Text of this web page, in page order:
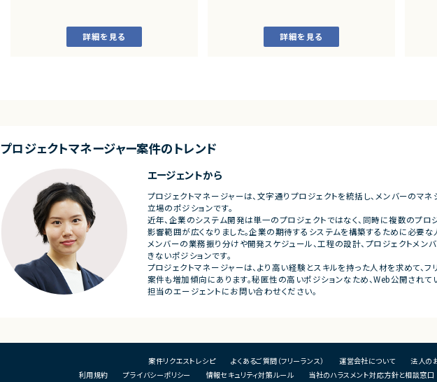
・オンライン認証関連サービス
・新規サービス開発プロジェクト
・KPI設計、ロードマップ策定および運用
■募集背景
・既存サービス拡大および新規プロダクト強
化に伴う体制増強
■担当工程
・要件定義
・仕様設計
・プロダクト企画
・開発推進
詳細を見る
装支援
■その他補足
・フルリモート勤務 （初日のみ目黒へ出社）
詳細を見る
・
・テ
・状
いへ
プロジェクトマネージャー案件のトレンド
エージェントから
プロジェクトマネージャーは、文字通りプロジェクトを統括し、メンバーのマ
立場のポジションです。
近年、企業のシステム開発は単一のプロジェクトではなく、同時に複数のプロ
影響範囲が広くなりました。企業の期待するシステムを構築するために必要な
メンバーの業務振り分けや開発スケジュール、工程の設計、プロジェクトメ
きないポジションです。
プロジェクトマネージャーは、より高い経験とスキルを持った人材を求めて、フ
案件も増加傾向にあります。秘匿性の高いポジションなため、Web公開され
担当のエージェントにお問い合わせください。
案件リクエストレシピ よくあるご質問（フリーランス） 運営会社について 法人の
利用規約
プライバシーポリシー 情報セキュリティ対策ルール 当社のハラスメント対応方針と相談窓口